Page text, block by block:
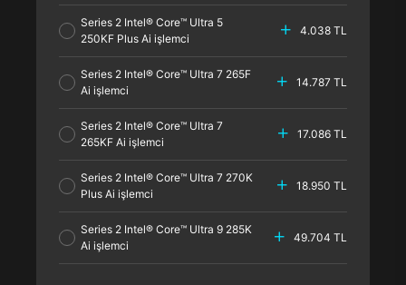
Series 2 Intel® Core™ Ultra 5
250KF Plus Ai işlemci
4.038 TL
Series 2 Intel® Core™ Ultra 7 265F
Ai işlemci
14.787 TL
Series 2 Intel® Core™ Ultra 7
265KF Ai işlemci
17.086 TL
Series 2 Intel® Core™ Ultra 7 270K
Plus Ai işlemci
18.950 TL
Series 2 Intel® Core™ Ultra 9 285K
Ai işlemci
49.704 TL